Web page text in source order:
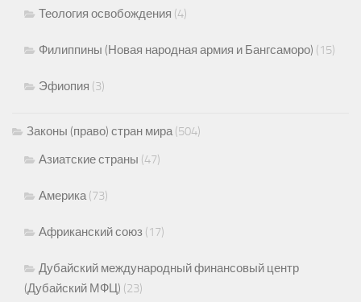
Теология освобождения (4)
Филиппины (Новая народная армия и Бангсаморо) (15)
Эфиопия (3)
Законы (право) стран мира(504)
Азиатские страны (47)
Америка(73)
Африканский союз (17)
Дубайский международный финансовый центр
(Дубайский МФЦ) (23)